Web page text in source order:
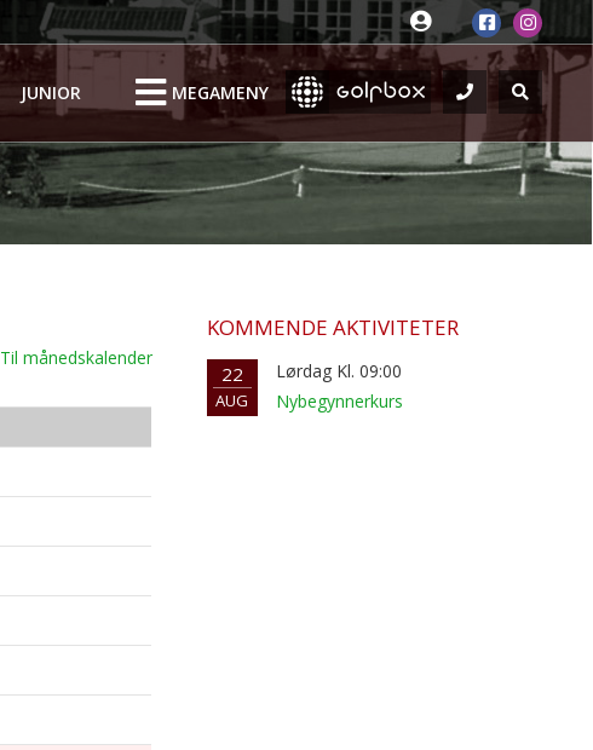
JUNIOR MEGAMENY
Til månedskalender
KOMMENDE AKTIVITETER
22
AUG
Lørdag Kl. 09:00
Nybegynnerkurs